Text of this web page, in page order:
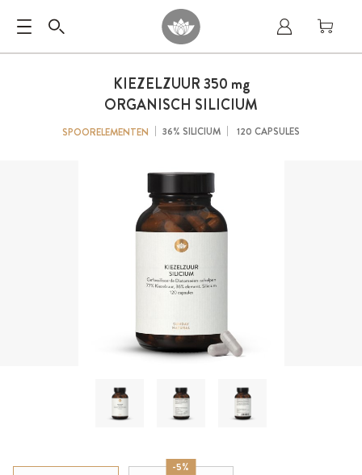
KIEZELZUUR 350 mg
ORGANISCH SILICIUM
SPOORELEMENTEN 36% SILICIUM 120 CAPSULES
-5%